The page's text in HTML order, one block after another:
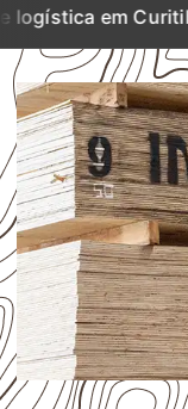
Curitiba, PR